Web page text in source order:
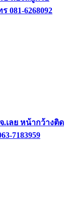
081-6268092
.เลย หน้ากว้างติด
7183959